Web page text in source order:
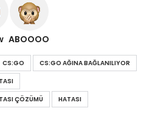
ABOOOO
CS:GO
CS:GO AĞINA BAĞLANILIYOR
ÇÖZÜMÜ
HATASI